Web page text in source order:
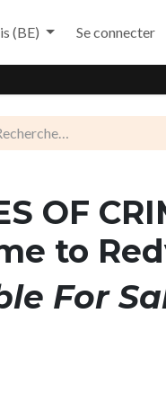
(BE) Se connecter
OF
to
For